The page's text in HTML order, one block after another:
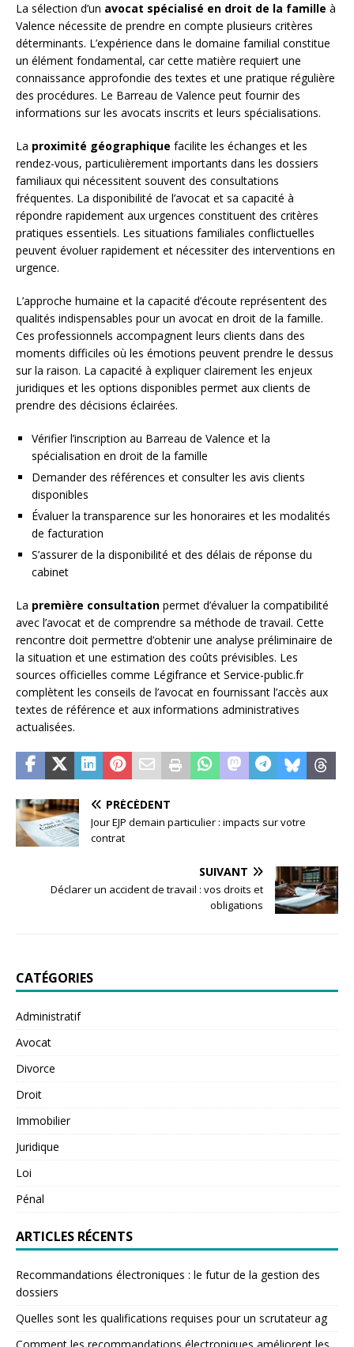
La sélection d’un avocat spécialisé en droit de la famille à
Valence nécessite de prendre en compte plusieurs critères
déterminants. L’expérience dans le domaine familial constitue
un élément fondamental, car cette matière requiert une
connaissance approfondie des textes et une pratique régulière
des procédures. Le Barreau de Valence peut fournir des
informations sur les avocats inscrits et leurs spécialisations.
La proximité géographique facilite les échanges et les
rendez-vous, particulièrement importants dans les dossiers
familiaux qui nécessitent souvent des consultations
fréquentes. La disponibilité de l’avocat et sa capacité à
répondre rapidement aux urgences constituent des critères
pratiques essentiels. Les situations familiales conflictuelles
peuvent évoluer rapidement et nécessiter des interventions en
urgence.
L’approche humaine et la capacité d’écoute représentent des
qualités indispensables pour un avocat en droit de la famille.
Ces professionnels accompagnent leurs clients dans des
moments difficiles où les émotions peuvent prendre le dessus
sur la raison. La capacité à expliquer clairement les enjeux
juridiques et les options disponibles permet aux clients de
prendre des décisions éclairées.
Vérifier l’inscription au Barreau de Valence et la
spécialisation en droit de la famille
Demander des références et consulter les avis clients
disponibles
Évaluer la transparence sur les honoraires et les modalités
de facturation
S’assurer de la disponibilité et des délais de réponse du
cabinet
La première consultation permet d’évaluer la compatibilité
avec l’avocat et de comprendre sa méthode de travail. Cette
rencontre doit permettre d’obtenir une analyse préliminaire de
la situation et une estimation des coûts prévisibles. Les
sources officielles comme Légifrance et Service-public.fr
complètent les conseils de l’avocat en fournissant l’accès aux
textes de référence et aux informations administratives
actualisées.
PRÉCÉDENT
Jour EJP demain particulier : impacts sur votre
contrat
SUIVANT
Déclarer un accident de travail : vos droits et
obligations
CATÉGORIES
Administratif
Avocat
Divorce
Droit
Immobilier
Juridique
Loi
Pénal
ARTICLES RÉCENTS
Recommandations électroniques : le futur de la gestion des
dossiers
Quelles sont les qualifications requises pour un scrutateur ag